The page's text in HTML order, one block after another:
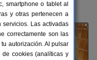
de Logroño
smartphone o tablet al
y otras pertenecen a
servicios. Las activadas
correctamente son las
autorización. Al pulsar
de cookies (analíticas y